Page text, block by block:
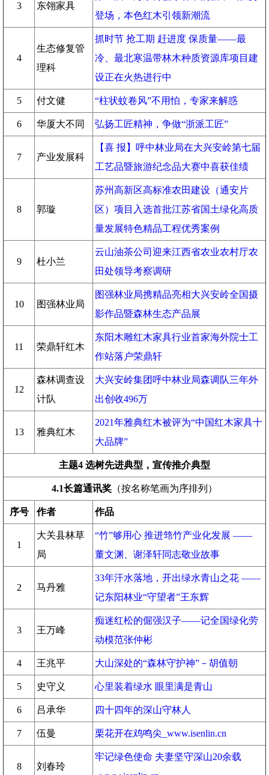
3 东翎家具
登场，本色红木引领新潮流
4
生态修复管
理科
抓时节 抢工期 赶进度 保质量——最
冷、最北寒温带林木种质资源库项目建
设正在火热进行中
5 付文健 “柱状蚊卷风”不用怕，专家来解惑
6 华厦大不同 弘扬工匠精神，争做“浙派工匠”
7 产业发展科
【喜 报】呼中林业局在大兴安岭第七届
工艺品暨旅游纪念品大赛中喜获佳绩
8 郭璇
苏州高新区高标准农田建设（通安片
区）项目入选首批江苏省国土绿化高质
量发展特色精品工程优秀案例
9 杜小兰
云山油茶公司迎来江西省农业农村厅农
田处领导考察调研
10 图强林业局
图强林业局携精品亮相大兴安岭全国摄
影作品暨森林生态产品展
11 荣鼎轩红木
东阳木雕红木家具行业首家海外院士工
作站落户荣鼎轩
12
森林调查设
计队
大兴安岭集团呼中林业局森调队三年外
出创收496万
13 雅典红木
2021年雅典红木被评为“中国红木家具十
大品牌”
主题4 选树先进典型，宣传推介典型
4.1长篇通讯奖 （按名称笔画为序排列）
序号 作者 作品
1
大关县林草
局
“竹”够用心 推进筇竹产业化发展 ——
董文渊、谢泽轩同志敬业故事
2 马丹雅
33年汗水落地，开出绿水青山之花 ——
记东阳林业“守望者”王东辉
3 王万峰
痴迷红松的倔强汉子——记全国绿化劳
动模范张仲彬
4 王兆平 大山深处的“森林守护神”－胡值朝
5 史守义 心里装着绿水 眼里满是青山
6 吕承华 四十四年的深山守林人
7 伍曼 栗花开在鸡鸣尖_www.isenlin.cn
8 刘春玲
牢记绿色使命 夫妻坚守深山20余载